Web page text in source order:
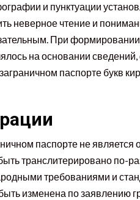
и пунктуации
неверное чтение и
При
на основании
паспорте букв
паспорте не
транслитерировано по-
требованиями и
изменена по заявлению